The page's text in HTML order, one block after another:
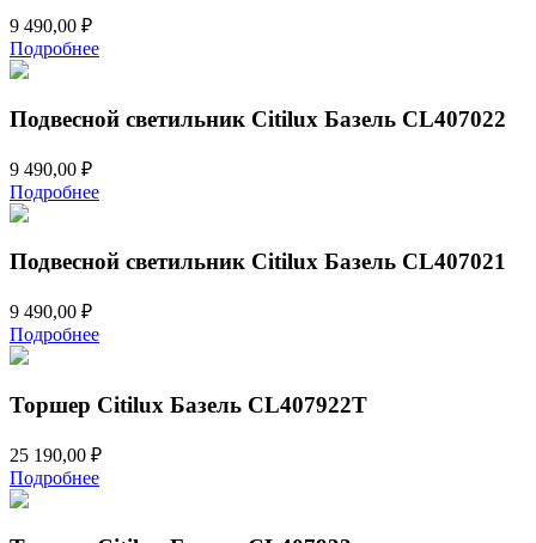
9 490,00 ₽
Подробнее
Подвесной светильник Citilux Базель CL407022
9 490,00 ₽
Подробнее
Подвесной светильник Citilux Базель CL407021
9 490,00 ₽
Подробнее
Торшер Citilux Базель CL407922T
25 190,00 ₽
Подробнее